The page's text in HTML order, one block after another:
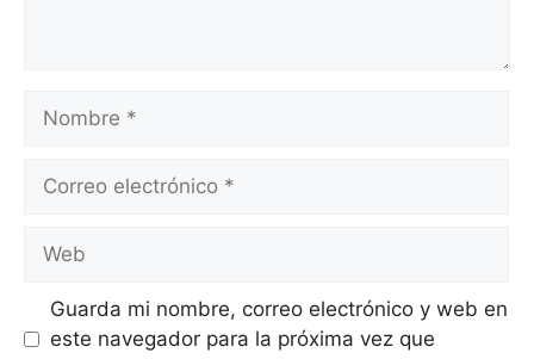
Guarda mi nombre, correo electrónico y web en
este navegador para la próxima vez que